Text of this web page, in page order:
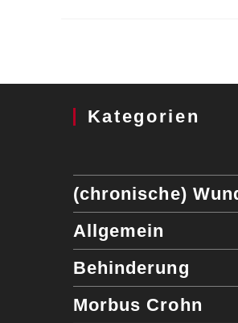
Kategorien
(chronische)
Allgemein
Behinderung
Morbus Crohn